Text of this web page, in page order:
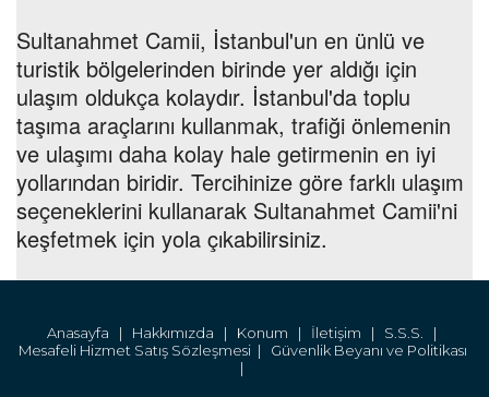
Sultanahmet Camii, İstanbul'un en ünlü ve
turistik bölgelerinden birinde yer aldığı için
ulaşım oldukça kolaydır. İstanbul'da toplu
taşıma araçlarını kullanmak, trafiği önlemenin
ve ulaşımı daha kolay hale getirmenin en iyi
yollarından biridir. Tercihinize göre farklı ulaşım
seçeneklerini kullanarak Sultanahmet Camii'ni
keşfetmek için yola çıkabilirsiniz.
Anasayfa | Hakkımızda | Konum | İletişim | S.S.S. |
Mesafeli Hizmet Satış Sözleşmesi | Güvenlik Beyanı ve Politikası
|